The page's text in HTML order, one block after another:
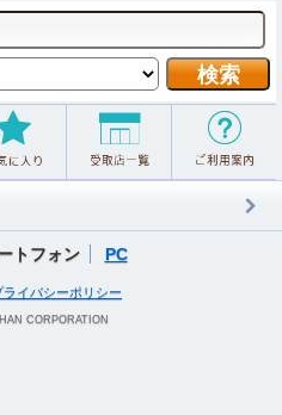
トフォン PC
ライバシーポリシー
CORPORATION